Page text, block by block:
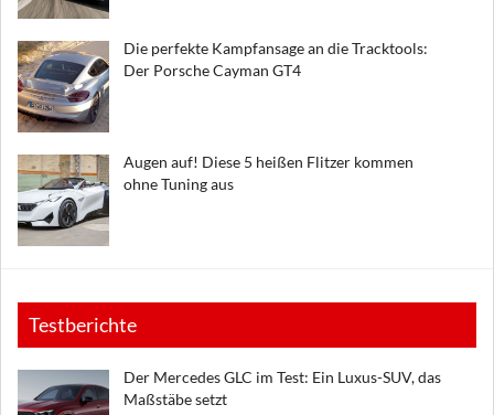
Die perfekte Kampfansage an die Tracktools:
Der Porsche Cayman GT4
Augen auf! Diese 5 heißen Flitzer kommen
ohne Tuning aus
Testberichte
Der Mercedes GLC im Test: Ein Luxus-SUV, das
Maßstäbe setzt